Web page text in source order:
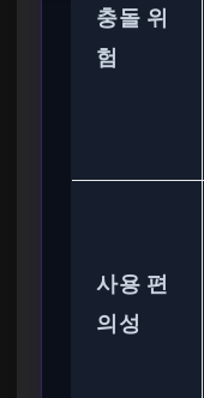
충돌 위
험
사용 편
의성